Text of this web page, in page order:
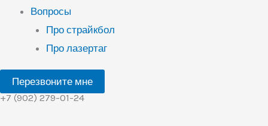
Вопросы
Про страйкбол
Про лазертаг
Перезвоните мне
+7 (902) 279-01-24